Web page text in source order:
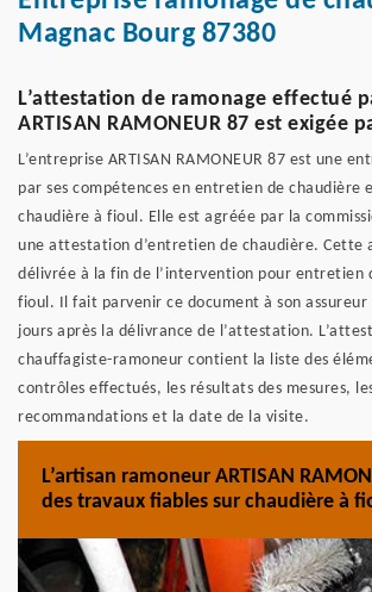
Magnac Bourg 87380
L’attestation de ramonage effectué
ARTISAN RAMONEUR 87 est exigée
L’entreprise ARTISAN RAMONEUR 87 est une
par ses compétences en entretien de chaudière
chaudière à fioul. Elle est agréée par la
une attestation d’entretien de chaudière. Cette
délivrée à la fin de l’intervention pour entretien
fioul. Il fait parvenir ce document à son assureur
jours après la délivrance de l’attestation.
chauffagiste-ramoneur contient la liste des
contrôles effectués, les résultats des mesures,
recommandations et la date de la visite.
L’artisan ramoneur ARTISAN
des travaux fiables sur chaudière à